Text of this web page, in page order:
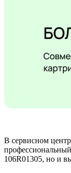
В сервисном
106R01305, но и